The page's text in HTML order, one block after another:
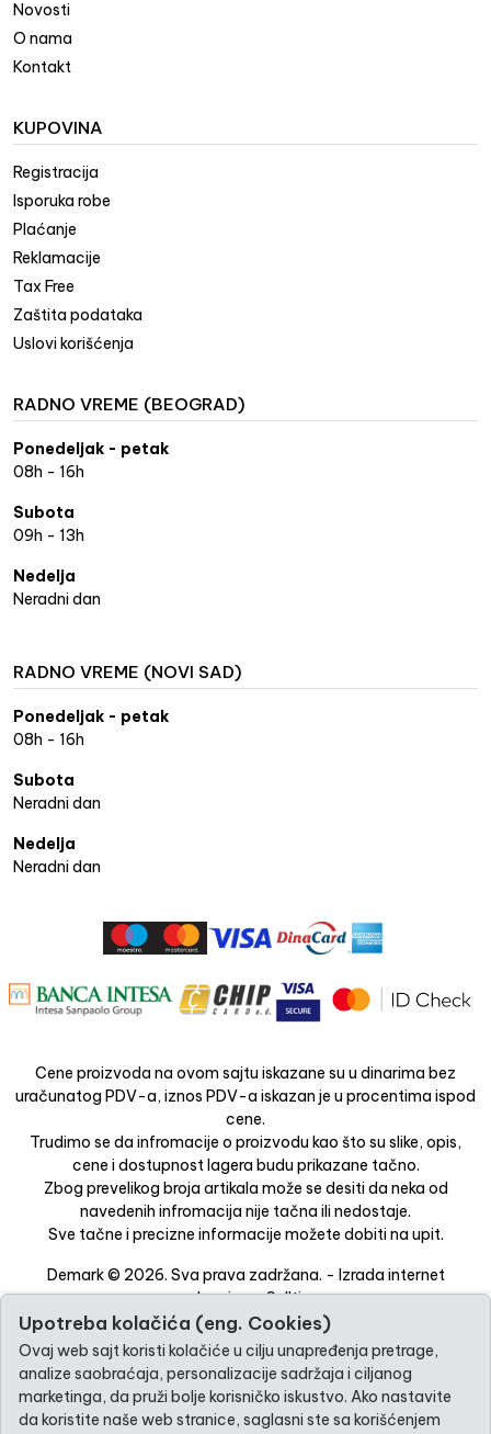
Novosti
O nama
Kontakt
KUPOVINA
Registracija
Isporuka robe
Plaćanje
Reklamacije
Tax Free
Zaštita podataka
Uslovi korišćenja
RADNO VREME (BEOGRAD)
Ponedeljak - petak
08h - 16h
Subota
09h - 13h
Nedelja
Neradni dan
RADNO VREME (NOVI SAD)
Ponedeljak - petak
08h - 16h
Subota
Neradni dan
Nedelja
Neradni dan
Cene proizvoda na ovom sajtu iskazane su u dinarima bez
uračunatog PDV-a, iznos PDV-a iskazan je u procentima ispod
cene.
Trudimo se da infromacije o proizvodu kao što su slike, opis,
cene i dostupnost lagera budu prikazane tačno.
Zbog prevelikog broja artikala može se desiti da neka od
navedenih infromacija nije tačna ili nedostaje.
Sve tačne i precizne informacije možete dobiti na upit.
Demark © 2026. Sva prava zadržana. - Izrada internet
prodavnice-Selltico.
Upotreba kolačića (eng. Cookies)
Ovaj web sajt koristi kolačiće u cilju unapređenja pretrage,
analize saobraćaja, personalizacije sadržaja i ciljanog
marketinga, da pruži bolje korisničko iskustvo. Ako nastavite
da koristite naše web stranice, saglasni ste sa korišćenjem